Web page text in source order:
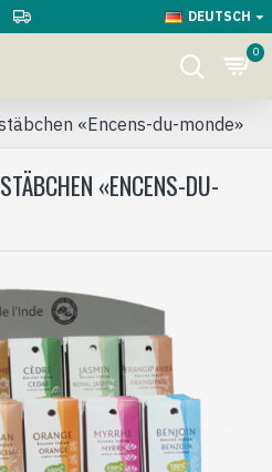
DEUTSCH
0
«Encens-du-monde»
«ENCENS-DU-